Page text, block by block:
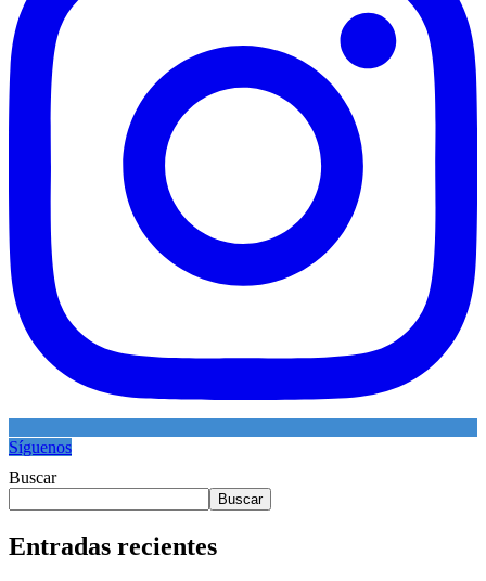
Síguenos
Buscar
Buscar
Entradas recientes